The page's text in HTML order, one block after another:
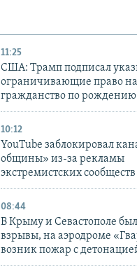
11:25
США: Трамп подписал
ограничивающие право на
гражданство по рождению
10:12
YouTube заблокировал
общины» из-за рекламы
экстремистских сообществ
08:44
В Крыму и Севастополе
взрывы, на аэродроме
возник пожар с